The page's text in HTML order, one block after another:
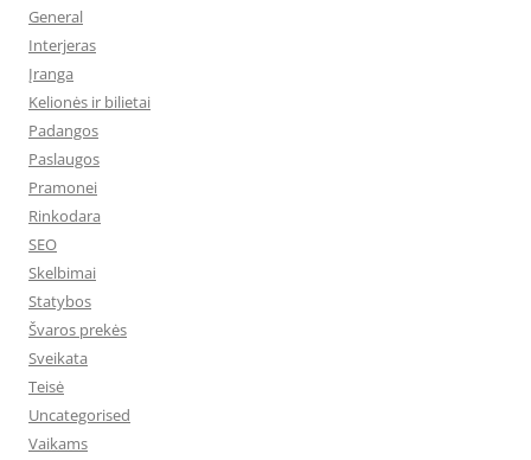
General
Interjeras
Įranga
Kelionės ir bilietai
Padangos
Paslaugos
Pramonei
Rinkodara
SEO
Skelbimai
Statybos
Švaros prekės
Sveikata
Teisė
Uncategorised
Vaikams